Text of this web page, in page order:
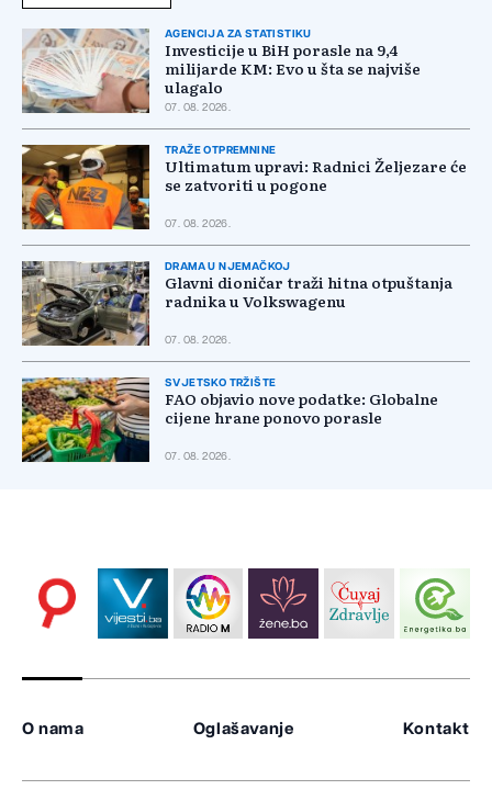
AGENCIJA ZA STATISTIKU
Investicije u BiH porasle na 9,4
milijarde KM: Evo u šta se najviše
ulagalo
07. 08. 2026.
TRAŽE OTPREMNINE
Ultimatum upravi: Radnici Željezare će
se zatvoriti u pogone
07. 08. 2026.
DRAMA U NJEMAČKOJ
Glavni dioničar traži hitna otpuštanja
radnika u Volkswagenu
07. 08. 2026.
SVJETSKO TRŽIŠTE
FAO objavio nove podatke: Globalne
cijene hrane ponovo porasle
07. 08. 2026.
O nama Oglašavanje Kontakt